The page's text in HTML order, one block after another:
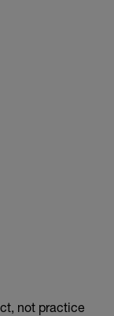
not practice